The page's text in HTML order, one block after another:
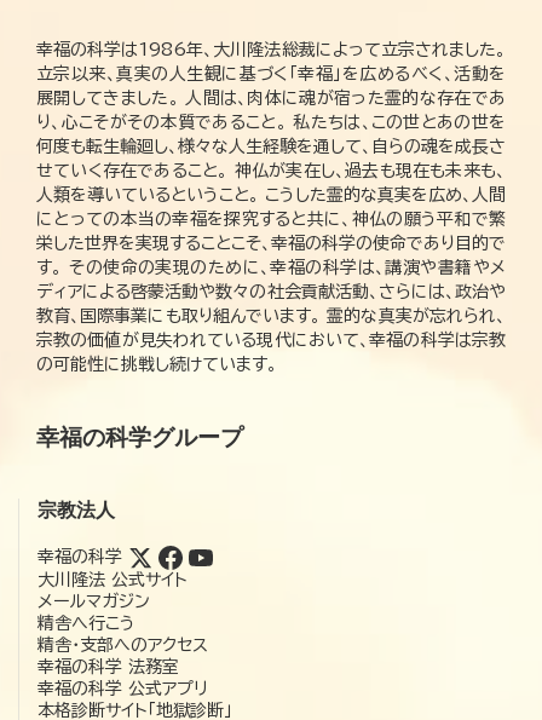
幸福の科学は1986年、大川隆法総裁によって立宗されました。
立宗以来、真実の人生観に基づく「幸福」を広めるべく、活動を
展開してきました。 人間は、肉体に魂が宿った霊的な存在であ
り、心こそがその本質であること。 私たちは、この世とあの世を
何度も転生輪廻し、様々な人生経験を通して、自らの魂を成長さ
せていく存在であること。 神仏が実在し、過去も現在も未来も、
人類を導いているということ。 こうした霊的な真実を広め、人間
にとっての本当の幸福を探究すると共に、神仏の願う平和で繁
栄した世界を実現することこそ、幸福の科学の使命であり目的で
す。 その使命の実現のために、幸福の科学は、講演や書籍やメ
ディアによる啓蒙活動や数々の社会貢献活動、さらには、政治や
教育、国際事業にも取り組んでいます。 霊的な真実が忘れられ、
宗教の価値が見失われている現代において、幸福の科学は宗教
の可能性に挑戦し続けています。
幸福の科学グループ
宗教法人
幸福の科学
大川隆法 公式サイト
メールマガジン
精舎へ行こう
精舎・支部へのアクセス
幸福の科学 法務室
幸福の科学 公式アプリ
本格診断サイト「地獄診断」